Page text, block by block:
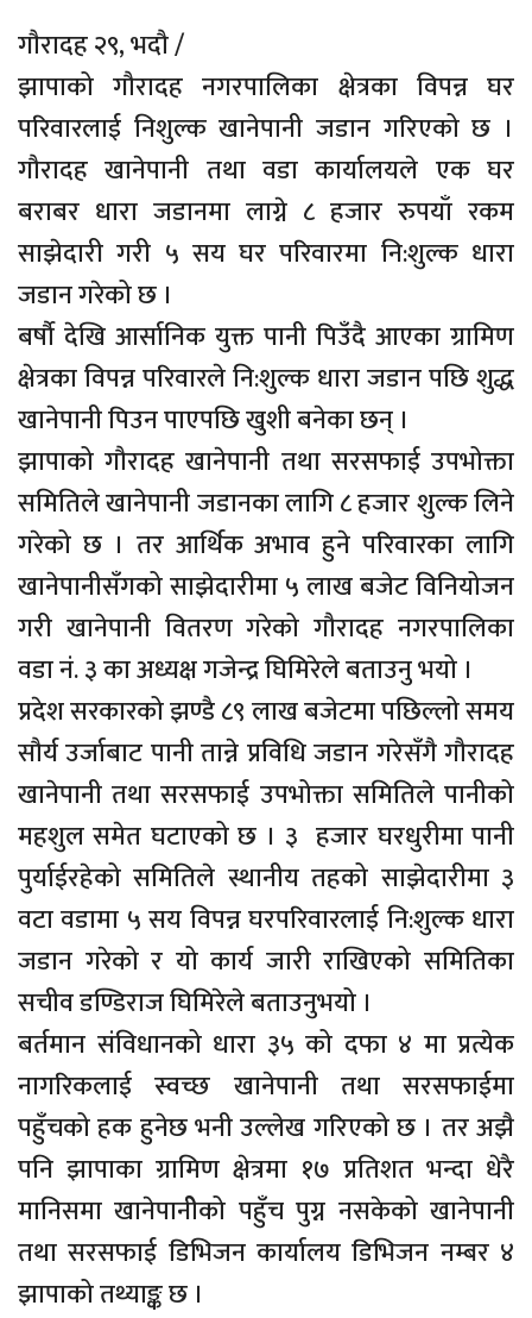
गाैरादह २९, भदौ /
झापाको गौरादह नगरपालिका क्षेत्रका विपन्न घर
परिवारलाई निशुल्क खानेपानी जडान गरिएको छ ।
गौरादह खानेपानी तथा वडा कार्यालयले एक घर
बराबर धारा जडानमा लाग्ने ८ हजार रुपयाँ रकम
साझेदारी गरी ५ सय घर परिवारमा नि:शुल्क धारा
जडान गरेको छ ।
बर्षाै देखि आर्सानिक युक्त पानी पिउँदै आएका ग्रामिण
क्षेत्रका विपन्न परिवारले नि:शुल्क धारा जडान पछि शुद्ध
खानेपानी पिउन पाएपछि खुशी बनेका छन् ।
झापाको गौरादह खानेपानी तथा सरसफाई उपभोक्ता
समितिले खानेपानी जडानका लागि ८ हजार शुल्क लिने
गरेको छ । तर आर्थिक अभाव हुने परिवारका लागि
खानेपानीसँगको साझेदारीमा ५ लाख बजेट विनियोजन
गरी खानेपानी वितरण गरेको गौरादह नगरपालिका
वडा नं. ३ का अध्यक्ष गजेन्द्र घिमिरेले बताउनु भयो ।
प्रदेश सरकारको झण्डै ८९ लाख बजेटमा पछिल्लो समय
सौर्य उर्जाबाट पानी तान्ने प्रविधि जडान गरेसँगै गौरादह
खानेपानी तथा सरसफाई उपभोक्ता समितिले पानीको
महशुल समेत घटाएको छ । ३ हजार घरधुरीमा पानी
पुर्याईरहेको समितिले स्थानीय तहको साझेदारीमा ३
वटा वडामा ५ सय विपन्न घरपरिवारलाई नि:शुल्क धारा
जडान गरेको र यो कार्य जारी राखिएको समितिका
सचीव डण्डिराज घिमिरेले बताउनुभयो ।
बर्तमान संविधानको धारा ३५ को दफा ४ मा प्रत्येक
नागरिकलाई स्वच्छ खानेपानी तथा सरसफाईमा
पहुँचको हक हुनेछ भनी उल्लेख गरिएको छ । तर अझै
पनि झापाका ग्रामिण क्षेत्रमा १७ प्रतिशत भन्दा धेरै
मानिसमा खानेपानीेको पहुँच पुग्न नसकेको खानेपानी
तथा सरसफाई डिभिजन कार्यालय डिभिजन नम्बर ४
झापाको तथ्याङ्क छ ।